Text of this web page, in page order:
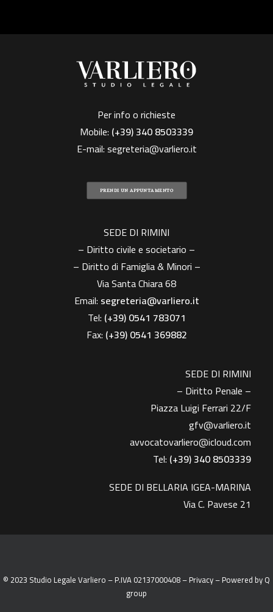
Per info o richieste
Mobile: (+39)340 8503339
E-mail:segreteria@varliero.it
PRENDI UN APPUNTAMENTO
SEDE DI RIMINI
– Diritto civile e societario –
– Diritto di Famiglia & Minori –
Via Santa Chiara 68
Email: segreteria@varliero.it
Tel: (+39) 0541 783071
Fax: (+39)0541 369882
SEDE DI RIMINI
– Diritto Penale –
Piazza Luigi Ferrari 22/F
gfv@varliero.it
avvocatovarliero@icloud.com
Tel: (+39) 340 8503339
SEDE DI BELLARIA IGEA-MARINA
Via C. Pavese 21
© 2023 Studio Legale Varliero – P.IVA 02137000408 –Privacy– Powered byQ
group